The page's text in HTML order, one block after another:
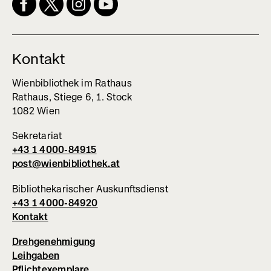
Kontakt
Wienbibliothek im Rathaus
Rathaus, Stiege 6, 1. Stock
1082 Wien
Sekretariat
+43 1 4000-84915
post@wienbibliothek.at
Bibliothekarischer Auskunftsdienst
+43 1 4000-84920
Kontakt
Drehgenehmigung
Leihgaben